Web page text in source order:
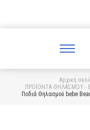
Αρχική
ΠΡΟΪΟΝΤΑ ΘΗΛΑΣΜΟΥ -
Ποδιά Θηλασμού bebe